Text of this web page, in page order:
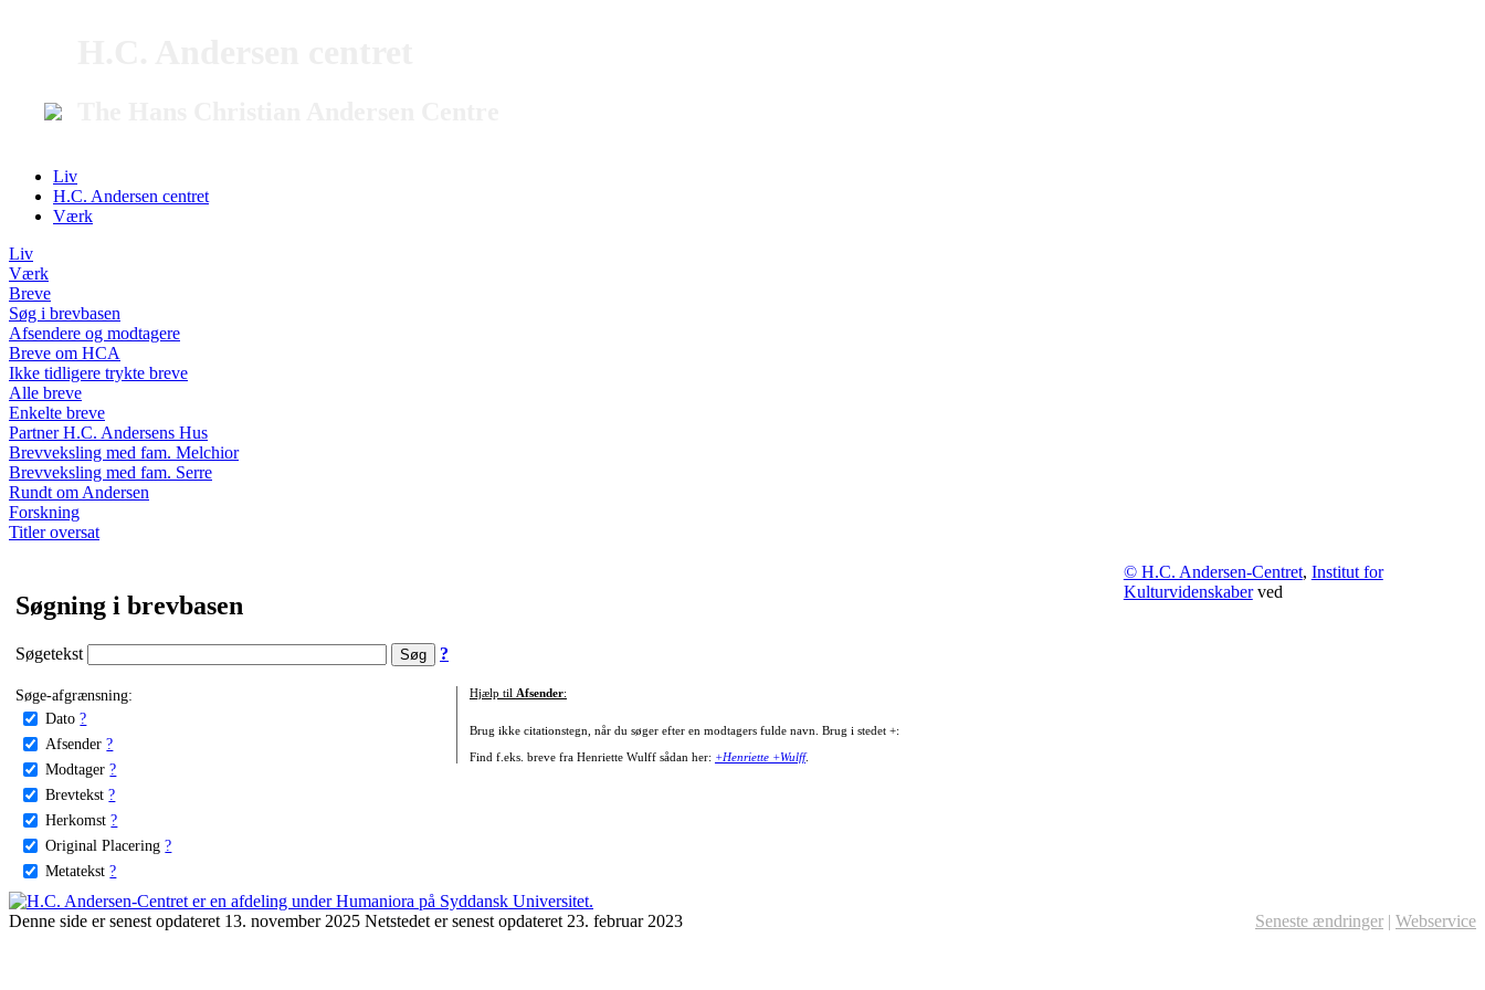
Liv
H.C. Andersen centret
Værk
Liv
Værk
Breve
Søg i brevbasen
Afsendere og modtagere
Breve om HCA
Ikke tidligere trykte breve
Alle breve
Enkelte breve
Partner H.C. Andersens Hus
Brevveksling med fam. Melchior
Brevveksling med fam. Serre
Rundt om Andersen
Forskning
Titler oversat
Søgning i brevbasen
Søgetekst ?
Søge-afgrænsning:
Dato ?
Afsender ?
Modtager ?
Brevtekst ?
Herkomst ?
Original Placering ?
Metatekst ?
Hjælp til Afsender:
Brug ikke citationstegn, når du søger efter en modtagers fulde navn. Brug i stedet +:
Find f.eks. breve fra Henriette Wulff sådan her: +Henriette +Wulff.
© H.C. Andersen-Centret, Institut for
Kulturvidenskaberved
Denne side er senest opdateret 13. november 2025 Netstedet er senest opdateret 23. februar 2023 Seneste ændringer | Webservice